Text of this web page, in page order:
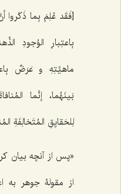
[فَقَد عُلِمَ بِما ذَکَروا
بِاعتِبارِ الوُجودِ
ماهیَّتِهِ و عَرَضٌ
بَینَهُما، إنَّما
لِلحَقایِقِ المُتَخالِفَةِ
«پس از آنچه بیان
از مقولۀ جوهر